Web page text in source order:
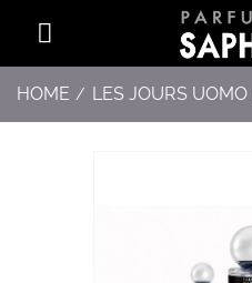
HOME / LES JOURS UOMO